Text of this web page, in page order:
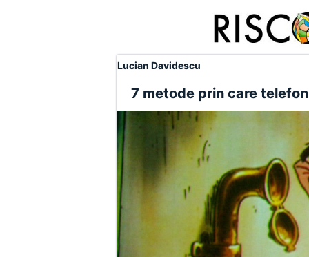
Lucian Davidescu
7 metode prin care